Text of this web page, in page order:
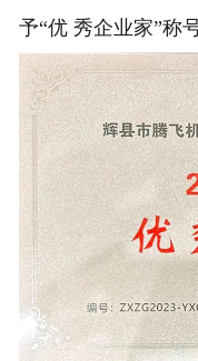
予“优 秀企业家”称号